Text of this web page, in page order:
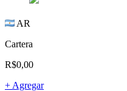
AR
Cartera
R$0,00
+ Agregar